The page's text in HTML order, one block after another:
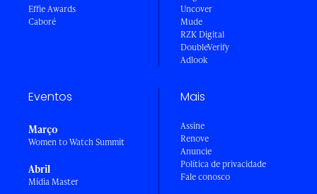
Effie Awards
Caboré
Uncover
Mude
RZK Digital
DoubleVerify
Adlook
Eventos
Março
Women to Watch Summit
Abril
Mídia Master
Mais
Assine
Renove
Anuncie
Política de privacidade
Fale conosco